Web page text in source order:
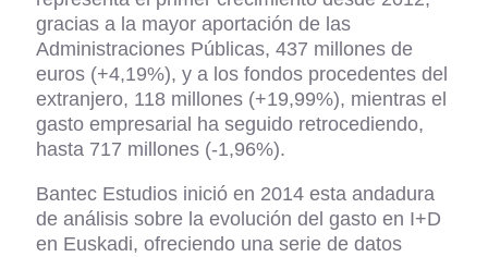
gracias a la mayor aportación de las
Administraciones Públicas, 437 millones de
euros (+4,19%), y a los fondos procedentes del
extranjero, 118 millones (+19,99%), mientras el
gasto empresarial ha seguido retrocediendo,
hasta 717 millones (-1,96%).
Bantec Estudios inició en 2014 esta andadura
de análisis sobre la evolución del gasto en I+D
en Euskadi, ofreciendo una serie de datos